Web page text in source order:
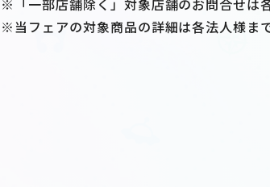
※「一部店舗除く」対象店舗のお問合せは
※当フェアの対象商品の詳細は各法人様ま